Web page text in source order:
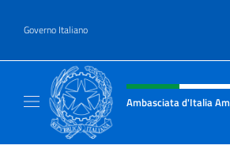
Governo Italiano
Intestazione sito,
Ambasciata d'Italia